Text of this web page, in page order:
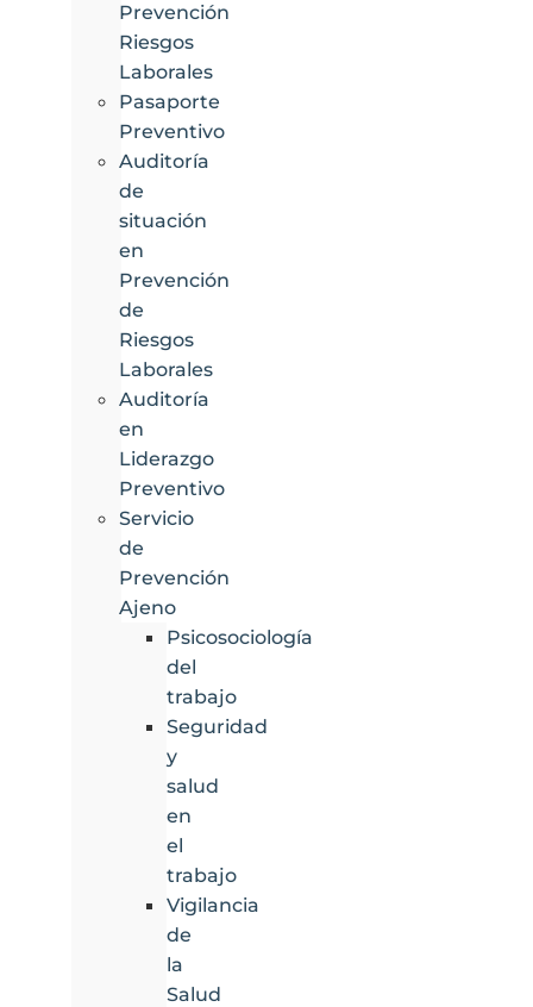
Prevención
Riesgos
Laborales
Pasaporte
Preventivo
Auditoría
de
situación
en
Prevención
de
Riesgos
Laborales
Auditoría
en
Liderazgo
Preventivo
Servicio
de
Prevención
Ajeno
Psicosociología
del
trabajo
Seguridad
y
salud
en
el
trabajo
Vigilancia
de
la
Salud